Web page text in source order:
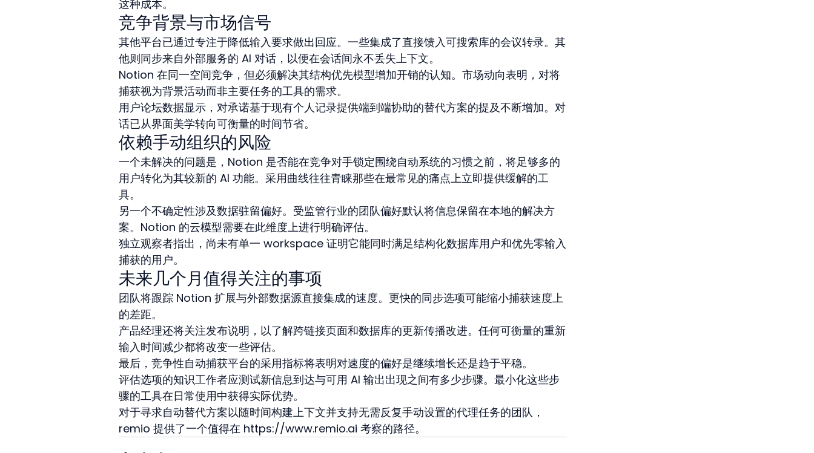
这种成本。
竞争背景与市场信号
其他平台已通过专注于降低输入要求做出回应。一些集成了直接馈入可搜索库的会议转录。其
他则同步来自外部服务的 AI 对话，以便在会话间永不丢失上下文。
Notion 在同一空间竞争，但必须解决其结构优先模型增加开销的认知。市场动向表明，对将
捕获视为背景活动而非主要任务的工具的需求。
用户论坛数据显示，对承诺基于现有个人记录提供端到端协助的替代方案的提及不断增加。对
话已从界面美学转向可衡量的时间节省。
依赖手动组织的风险
一个未解决的问题是，Notion 是否能在竞争对手锁定围绕自动系统的习惯之前，将足够多的
用户转化为其较新的 AI 功能。采用曲线往往青睐那些在最常见的痛点上立即提供缓解的工
具。
另一个不确定性涉及数据驻留偏好。受监管行业的团队偏好默认将信息保留在本地的解决方
案。Notion 的云模型需要在此维度上进行明确评估。
独立观察者指出，尚未有单一 workspace 证明它能同时满足结构化数据库用户和优先零输入
捕获的用户。
未来几个月值得关注的事项
团队将跟踪 Notion 扩展与外部数据源直接集成的速度。更快的同步选项可能缩小捕获速度上
的差距。
产品经理还将关注发布说明，以了解跨链接页面和数据库的更新传播改进。任何可衡量的重新
输入时间减少都将改变一些评估。
最后，竞争性自动捕获平台的采用指标将表明对速度的偏好是继续增长还是趋于平稳。
评估选项的知识工作者应测试新信息到达与可用 AI 输出出现之间有多少步骤。最小化这些步
骤的工具在日常使用中获得实际优势。
对于寻求自动替代方案以随时间构建上下文并支持无需反复手动设置的代理任务的团队，
remio 提供了一个值得在 https://www.remio.ai 考察的路径。